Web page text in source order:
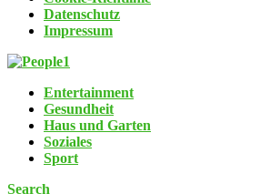
Datenschutz
Impressum
Entertainment
Gesundheit
Haus und Garten
Soziales
Sport
Search